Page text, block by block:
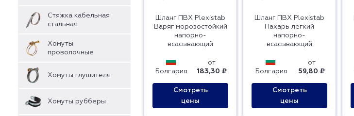
Стяжка кабельная
стальная
Хомуты
проволочные
Хомуты глушителя
Хомуты рубберы
Шланг ПВХ Plexistab
Варяг морозостойкий
напорно-
всасывающий
Болгария
от
183,30 ₽
Смотреть
цены
Шланг ПВХ Plexistab
Пахарь лёгкий
напорно-
всасывающий
Болгария
от
59,80 ₽
Смотреть
цены